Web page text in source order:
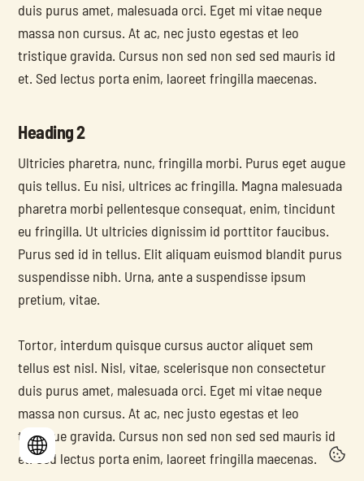
duis purus amet, malesuada orci. Eget mi vitae neque
massa non cursus. At ac, nec justo egestas et leo
tristique gravida. Cursus non sed non sed sed mauris id
et. Sed lectus porta enim, laoreet fringilla maecenas.
Heading 2
Ultricies pharetra, nunc, fringilla morbi. Purus eget augue
quis tellus. Eu nisi, ultrices ac fringilla. Magna malesuada
pharetra morbi pellentesque consequat, enim, tincidunt
eu fringilla. Ut ultricies dignissim id porttitor faucibus.
Purus sed id in tellus. Elit aliquam euismod blandit purus
suspendisse nibh. Urna, ante a suspendisse ipsum
pretium, vitae.
Tortor, interdum quisque cursus auctor aliquet sem
tellus est nisl. Nisl, vitae, scelerisque non consectetur
duis purus amet, malesuada orci. Eget mi vitae neque
massa non cursus. At ac, nec justo egestas et leo
tristique gravida. Cursus non sed non sed sed mauris id
et. Sed lectus porta enim, laoreet fringilla maecenas.